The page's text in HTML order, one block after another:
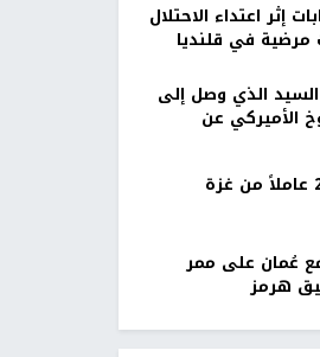
الأحمر: 8 إصابات إثر اعتداء الاحتلال
مرضية في قلنديا
الذي وصل إلى
الأميركي عن
مع عُمان على ممر
هرمز